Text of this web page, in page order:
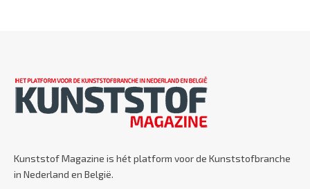
Kunststof Magazine is hét platform voor de Kunststofbranche
in Nederland en België.